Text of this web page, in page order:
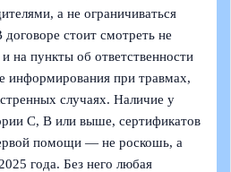
а не ограничиваться
стоит смотреть не
на пункты об ответственности
информирования при травмах,
случаях. Наличие у
C, B или выше, сертификатов
помощи — не роскошь, а
года. Без него любая